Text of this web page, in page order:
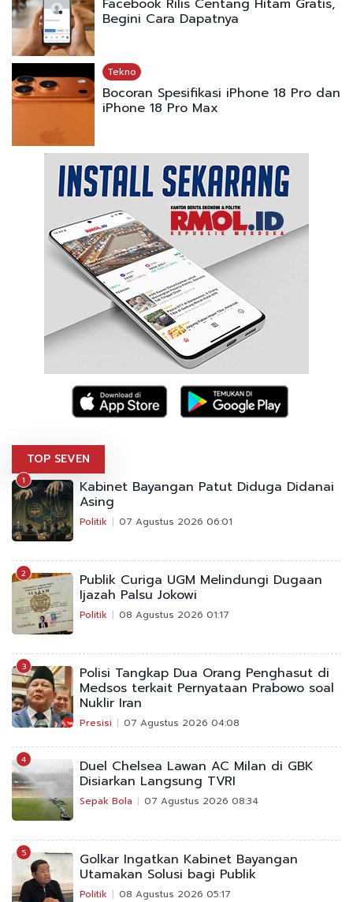
Begini Cara Dapatnya
Tekno
Bocoran Spesifikasi iPhone 18 Pro dan
iPhone 18 Pro Max
TOP SEVEN
1 Kabinet Bayangan Patut Diduga Didanai
Asing
Politik 07 Agustus 2026 06:01
2 Publik Curiga UGM Melindungi Dugaan
Ijazah Palsu Jokowi
Politik 08 Agustus 2026 01:17
3 Polisi Tangkap Dua Orang Penghasut di
Medsos terkait Pernyataan Prabowo soal
Nuklir Iran
Presisi 07 Agustus 2026 04:08
4 Duel Chelsea Lawan AC Milan di GBK
Disiarkan Langsung TVRI
Sepak Bola 07 Agustus 2026 08:34
5 Golkar Ingatkan Kabinet Bayangan
Utamakan Solusi bagi Publik
Politik 08 Agustus 2026 05:17